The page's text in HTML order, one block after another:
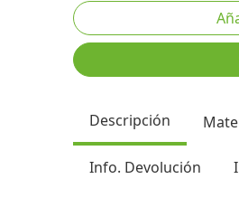
Descripción
Info. Devolución